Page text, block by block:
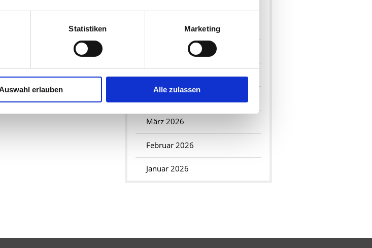
Statistiken Marketing
erlauben Alle zulassen
Mai 2026
März 2026
Februar 2026
Januar 2026